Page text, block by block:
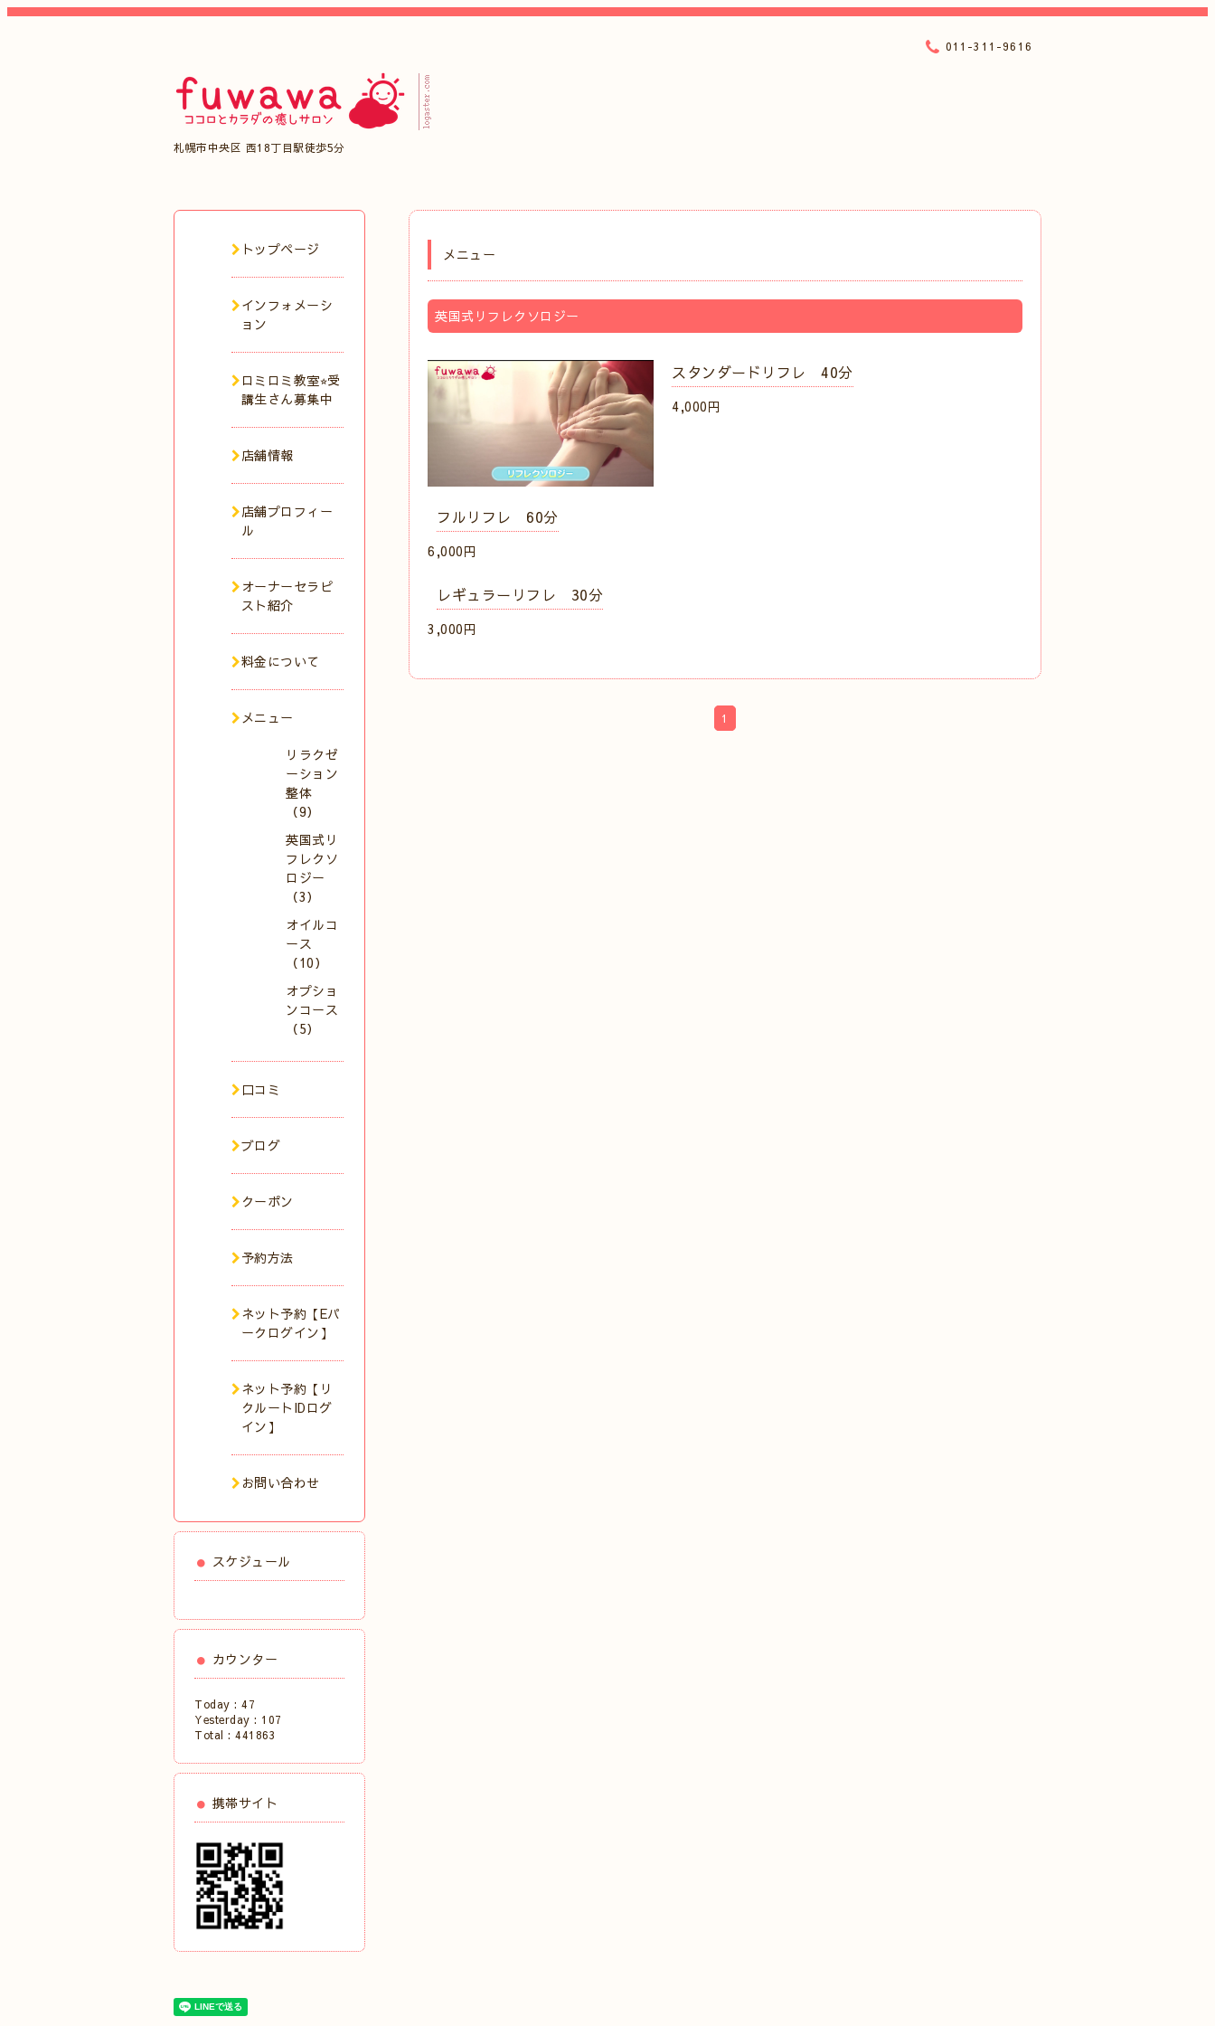
札幌市中央区 西18丁目駅徒歩5分
011-311-9616
メニュー
英国式リフレクソロジー
スタンダードリフレ 40分
4,000円
フルリフレ 60分
6,000円
レギュラーリフレ 30分
3,000円
1
トップページ
インフォメーシ
ョン
ロミロミ教室⭐︎受
講生さん募集中
店舗情報
店舗プロフィー
ル
オーナーセラピ
スト紹介
料金について
メニュー
リラクゼ
ーション
整体
（9）
英国式リ
フレクソ
ロジー
（3）
オイルコ
ース
（10）
オプショ
ンコース
（5）
口コミ
ブログ
クーポン
予約方法
ネット予約【Eパ
ークログイン】
ネット予約【リ
クルートIDログ
イン】
お問い合わせ
スケジュール
カウンター
Today : 47
Yesterday : 107
Total : 441863
携帯サイト